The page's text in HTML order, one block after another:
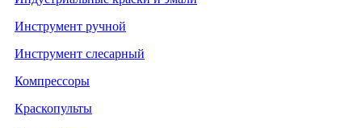
Инструмент ручной
Инструмент слесарный
Компрессоры
Краскопульты